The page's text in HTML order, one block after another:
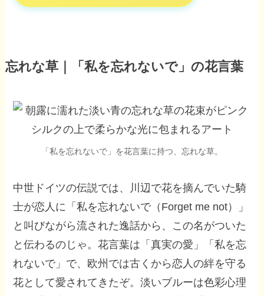
忘れな草｜「私を忘れないで」の花言葉
「私を忘れないで」を花言葉に持つ、忘れな草。
中世ドイツの伝説では、川辺で花を摘んでいた騎
士が恋人に「私を忘れないで（Forget me not）」
と叫びながら流された逸話から、この名がついた
と伝わるのじゃ。花言葉は「真実の愛」「私を忘
れないで」で、欧州では古くから恋人の絆を守る
花として愛されてきたぞ。淡いブルーは色彩心理